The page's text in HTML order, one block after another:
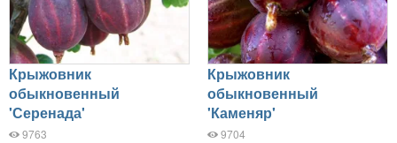
Крыжовник
обыкновенный
'Серенада'
9763
Крыжовник
обыкновенный
'Каменяр'
9704